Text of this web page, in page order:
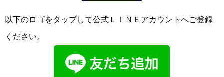
以下のロゴをタップして公式ＬＩＮＥアカウントへご登録
ください。